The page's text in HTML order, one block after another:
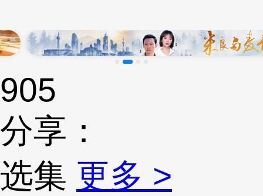
905
分享：
选集 更多 >